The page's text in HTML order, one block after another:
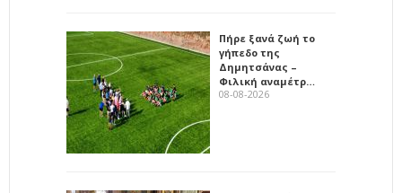
Πήρε ξανά ζωή το
γήπεδο της
Δημητσάνας –
Φιλική αναμέτρ…
08-08-2026